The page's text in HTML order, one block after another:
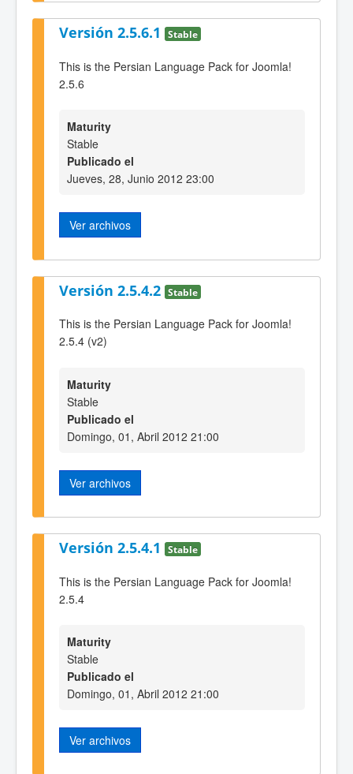
Versión 2.5.6.1 Stable
This is the Persian Language Pack for Joomla!
2.5.6
Maturity
Stable
Publicado el
Jueves, 28, Junio 2012 23:00
Ver archivos
Versión 2.5.4.2 Stable
This is the Persian Language Pack for Joomla!
2.5.4 (v2)
Maturity
Stable
Publicado el
Domingo, 01, Abril 2012 21:00
Ver archivos
Versión 2.5.4.1 Stable
This is the Persian Language Pack for Joomla!
2.5.4
Maturity
Stable
Publicado el
Domingo, 01, Abril 2012 21:00
Ver archivos